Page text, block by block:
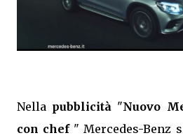
Nella pubblicità "Nuovo
con chef " Mercedes-Benz